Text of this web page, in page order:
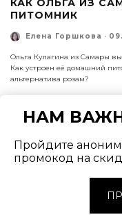
КАК ОЛЬГА ИЗ
ПИТОМНИК
Елена Горшкова ·
Ольга Кулагина из Самары
Как устроен её домашний
альтернатива розам?
НАМ
Пройдите
промокод на